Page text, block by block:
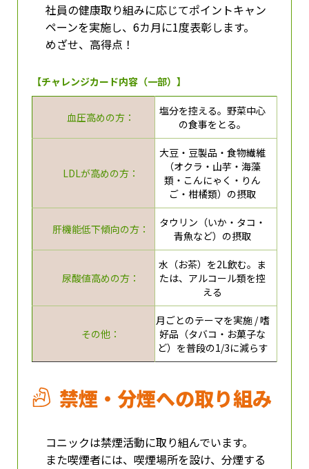
社員の健康取り組みに応じてポイントキャン
ペーンを実施し、6カ月に1度表彰します。
めざせ、高得点！
【チャレンジカード内容（一部）】
血圧高めの方：
塩分を控える。野菜中心
の食事をとる。
LDLが高めの方：
大豆・豆製品・食物繊維
（オクラ・山芋・海藻
類・こんにゃく・りん
ご・柑橘類）の摂取
肝機能低下傾向の方：
タウリン（いか・タコ・
青魚など）の摂取
尿酸値高めの方：
水（お茶）を2L飲む。ま
たは、アルコール類を控
える
その他：
月ごとのテーマを実施 / 嗜
好品（タバコ・お菓子な
ど）を普段の1/3に減らす
禁煙・分煙への取り組み
コニックは禁煙活動に取り組んでいます。
また喫煙者には、喫煙場所を設け、分煙する